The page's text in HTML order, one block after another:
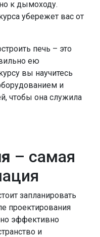
к дымоходу.
убережет вас от
печь – это
ею
вы научитесь
и
чтобы она служила
– самая
запланировать
проектирования
эффективно
и